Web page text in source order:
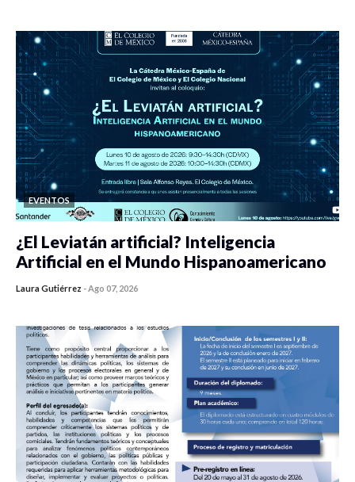
EVENTOS
¿El Leviatán artificial? Inteligencia
Artificial en el Mundo Hispanoamericano
Laura Gutiérrez -Ago 07, 2026